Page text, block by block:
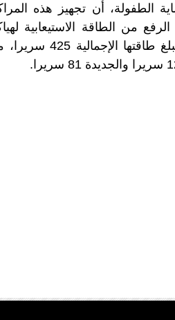
الطفولة، أن تجهيز هذه
من الطاقة الاستيعابية